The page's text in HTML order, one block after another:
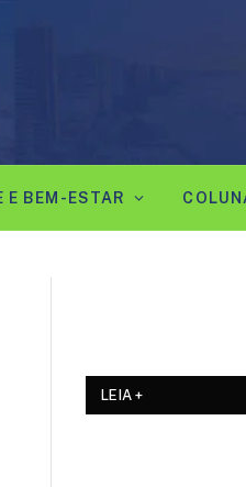
E BEM-ESTAR
LEIA +